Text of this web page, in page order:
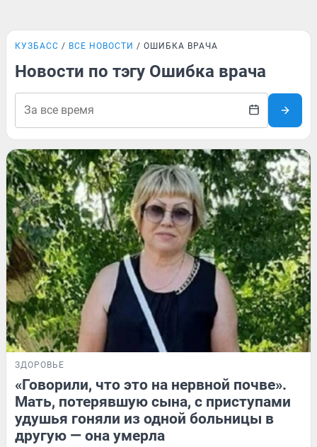
КУЗБАСС ВСЕ НОВОСТИ ОШИБКА ВРАЧА
Новости по тэгу Ошибка врача
ЗДОРОВЬЕ
«Говорили, что это на нервной почве».
Мать, потерявшую сына, с приступами
удушья гоняли из одной больницы в
другую — она умерла